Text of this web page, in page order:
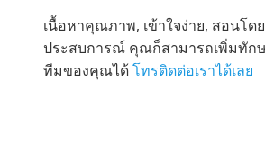
เนื้อหาคุณภาพ,​ เข้าใจง่าย, สอนโด
ประสบการณ์ คุณก็สามารถเพิ่มทัก
ทีมของคุณได้โทรติดต่อเราได้เลย